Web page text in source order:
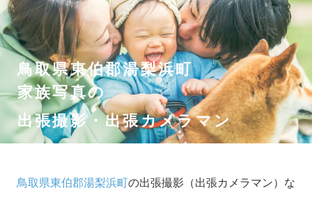
鳥取県東伯郡湯梨浜町
家族写真の
出張撮影・出張カメラマン
鳥取県東伯郡湯梨浜町の出張撮影（出張カメラマン）な